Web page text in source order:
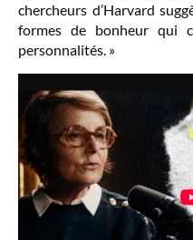
chercheurs d’Harvard
formes de bonheur qui
personnalités. »